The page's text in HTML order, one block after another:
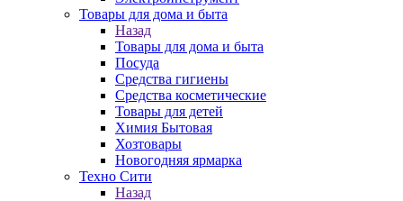
Товары для дома и быта
Назад
Товары для дома и быта
Посуда
Средства гигиены
Средства косметические
Товары для детей
Химия Бытовая
Хозтовары
Новогодняя ярмарка
Техно Сити
Назад